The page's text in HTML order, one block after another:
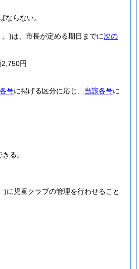
らない。
。)は、市長が定める期日までに次の
円
号に掲げる区分に応じ、 当該各号に
る。
)に児童クラブの管理を行わせること